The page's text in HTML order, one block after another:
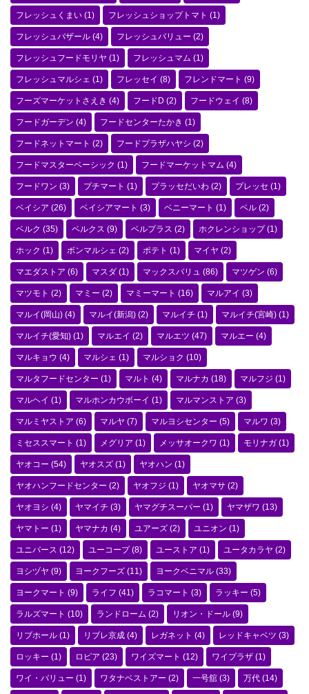
フレッシュくまい (1) フレッシュショップトマト (1)
フレッシュバザール (4) フレッシュバリュー (2)
フレッシュフードモリヤ (1) フレッシュマム (1)
フレッシュマルシェ (1) フレッセイ (8) フレンドマート (9)
フーズマーケットさえき (4) フードD (2) フードウェイ (8)
フードガーデン (4) フードセンターたかき (1)
フードネットマート (2) フードプラザハヤシ (2)
フードマスターベーシック (1) フードマーケットマム (4)
フードワン (3) プチマート (1) プラッセだいわ (2) プレッセ (1)
ベイシア (26) ベイシアマート (3) ベニーマート (1) ベル (2)
ベルク (35) ベルクス (9) ベルプラス (2) ホクレンショップ(1)
ホック (1) ボンマルシェ (2) ポテト (1) マイヤ (2)
マエダストア (6) マスダ (1) マックスバリュ (86) マツゲン (6)
マツモト (2) マミー (2) マミーマート (16) マルアイ (3)
マルイ(岡山) (4) マルイ(新潟) (2) マルイチ (1) マルイチ(宮崎) (1)
マルイチ(愛知) (1) マルエイ (2) マルエツ (47) マルエー (4)
マルキョウ (4) マルシェ (1) マルショク (10)
マルタフードセンター (1) マルト (4) マルナカ (18) マルフジ (1)
マルヘイ (1) マルホンカウボーイ (1) マルマンストア (3)
マルミヤストア (6) マルヤ (7) マルヨシセンター (5) マルワ (3)
ミセススマート (1) メグリア (1) メッサオークワ (1) モリナガ (1)
ヤオコー (54) ヤオスズ (1) ヤオハン (1)
ヤオハンフードセンター (2) ヤオフジ (1) ヤオマサ (2)
ヤオヨシ (4) ヤマイチ (3) ヤマグチスーパー (1) ヤマザワ (13)
ヤマトー (1) ヤマナカ (4) ユアーズ (2) ユニオン (1)
ユニバース (12) ユーコープ(8) ユーストア (1) ユータカラヤ (2)
ヨシヅヤ (9) ヨークフーズ (11) ヨークベニマル (33)
ヨークマート (9) ライフ (41) ラコマート (3) ラッキー (5)
ラルズマート (10) ランドローム (2) リオン・ドール (9)
リブホール (1) リブレ京成 (4) レガネット (4) レッドキャベツ (3)
ロッキー (1) ロピア (23) ワイズマート (12) ワイプラザ (1)
ワイ・バリュー (1) ワタナベストアー (2) 一号舘 (3) 万代 (14)